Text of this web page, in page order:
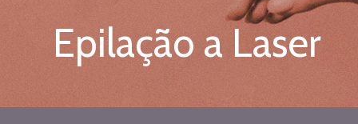
Epilação a Laser